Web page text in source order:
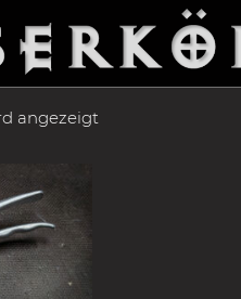
mit „Sonderedition“
angezeigt